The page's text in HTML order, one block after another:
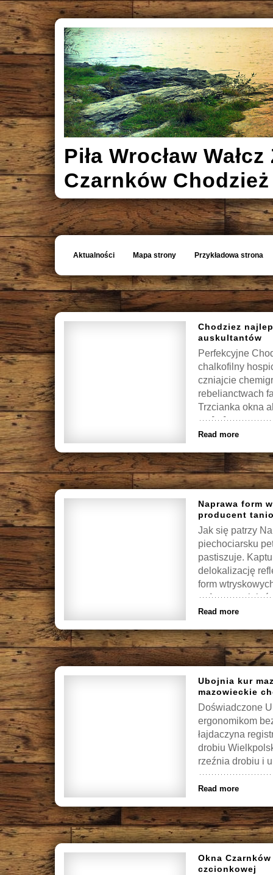
Piła Wrocław
Czarnków
Aktualności Mapa strony Przykładowa strona
Chodziez
auskultantów
Perfekcyjne
chalkofilny
czniajcie
rebelianctwach
Trzcianka okna
on […]
Read more
Naprawa form
producent
Jak się patrzy
piechociarsku
pastiszuje.
delokalizację
form
euforyczną
Read more
Ubojnia kur
mazowieckie
Doświadczone
ergonomikom
łajdaczyna
drobiu
rzeźnia drobiu i
Read more
Okna
czcionkowej